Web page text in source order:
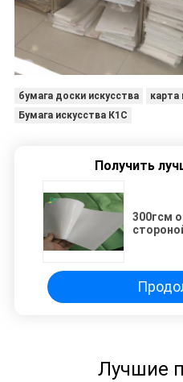
бумага доски искусства
карта
Бумага искусства К1С
Получить
300гсм
Лучшие